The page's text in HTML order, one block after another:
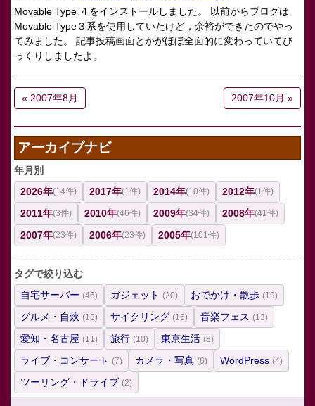
Movable Type ４をインストールしました。 以前からブログは
Movable Type３系を使用していたけど，余裕ができたのでやっ
てみました。 記事投稿画面とかがほぼ全面的に変わっていてび
っくりしましたよ。
« 2007年8月 2007年10月 »
アーカイブナビ
年月別
2026年(14件) 2017年(1件) 2014年(10件) 2012年(1件)
2011年(3件) 2010年(46件) 2009年(34件) 2008年(41件)
2007年(23件) 2006年(23件) 2005年(101件)
タグで絞り込む
自宅サーバー (46) ガジェット (20) おでかけ・散歩 (19)
グルメ・自炊 (18) サイクリング (15) 音楽フェス (13)
愛知・名古屋 (11) 旅行 (10) 東京生活 (8)
ライブ・コンサート (7) カメラ・写真 (6) WordPress (4)
ツーリング・ドライブ (2)